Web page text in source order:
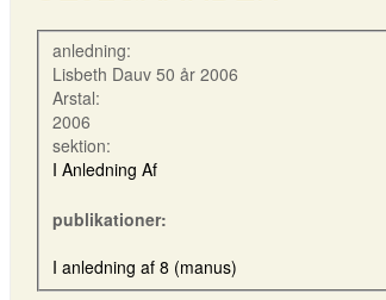
anledning:
Lisbeth Dauv 50 år 2006
Arstal:
2006
sektion:
I Anledning Af
publikationer:
I anledning af 8 (manus)